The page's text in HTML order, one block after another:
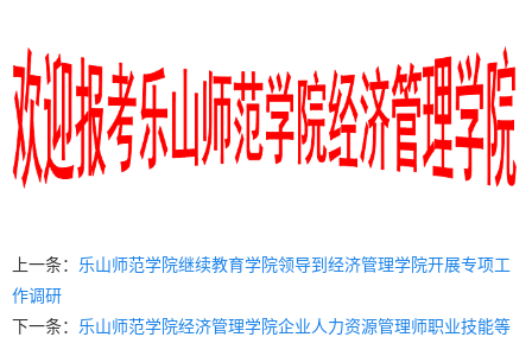
上一条： 乐山师范学院继续教育学院领导到经济管理学院开展专项工
作调研
下一条： 乐山师范学院经济管理学院企业人力资源管理师职业技能等